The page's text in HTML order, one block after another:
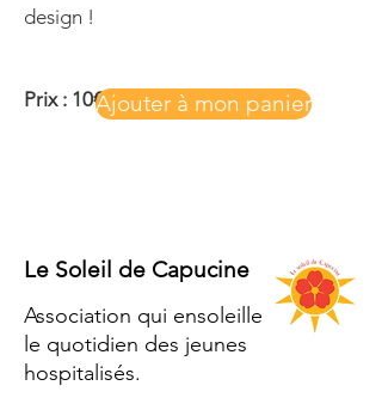
design !
Prix : 10€Ajouter à mon panier
Le Soleil de Capucine
Association qui ensoleille
le quotidien des jeunes
hospitalisés.